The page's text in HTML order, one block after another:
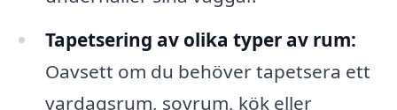
Tapetsering av olika typer av rum:
Oavsett om du behöver tapetsera ett
vardagsrum, sovrum, kök eller